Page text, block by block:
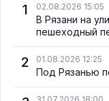
1
02.08.2026 15:05
В Рязани на
пешеходный
2 01.08.2026 12:25
Под Рязанью